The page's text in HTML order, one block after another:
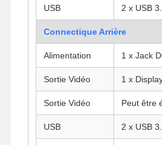
1U Rackmount PC est utilisé.
Mini PC POE
Core Mini PC
Mini PC de bureau
USB 2 x USB
Connectique Arrière
Alimentation 1 x Jack
Sortie Vidéo 1 x
Sortie Vidéo Peut être
USB 2 x USB